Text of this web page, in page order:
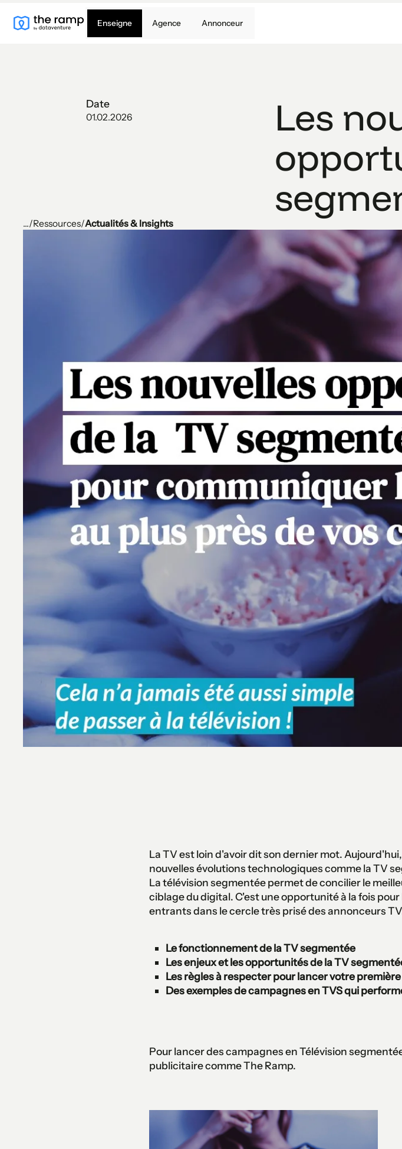
Enseigne Agence Annonceur
Date
01.02.2026
Les
.../Ressources/Actualités & Insights
La TV est loin d'avoir dit son dernier mot.
nouvelles évolutions technologiques comme la TV
La télévision segmentée permet de concilier le
ciblage du digital. C'est une opportunité à la fois
entrants dans le cercle très prisé des annonceurs
Le fonctionnement de la TV segmentée
Les enjeux et les opportunités de la TV
Les règles à respecter pour lancer votre
Des exemples de campagnes en TVS qui
Pour lancer des campagnes en Télévision
publicitaire comme The Ramp.